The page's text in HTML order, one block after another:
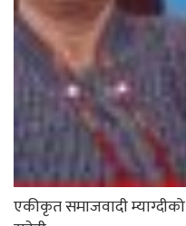
एकीकृत समाजवादी म्याग्दीको